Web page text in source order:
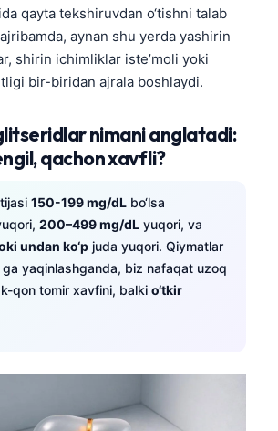
qayta tekshiruvdan o‘tishni talab
aynan shu yerda yashirin
shirin ichimliklar iste’moli yoki
bir-biridan ajrala boshlaydi.
nimani anglatadi:
qachon xavfli?
150-199 mg/dL bo‘lsa
200–499 mg/dL yuqori, va
undan ko‘p juda yuqori. Qiymatlar
ga yaqinlashganda, biz nafaqat uzoq
qon tomir xavfini, balki o‘tkir